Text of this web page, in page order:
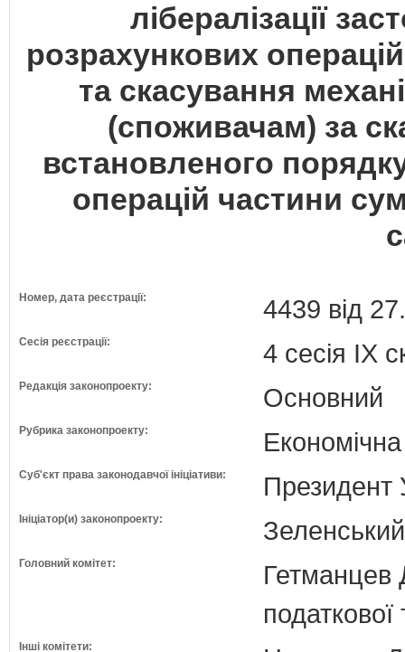
лібералізації
розрахункових
та скасування
(споживачам) за
встановленого
операцій частини
Номер, дата реєстрації: 4439 від
Сесія реєстрації: 4 сесія IX
Редакція законопроекту: Основний
Рубрика законопроекту:
Суб'єкт права законодавчої ініціативи: Президент
Ініціатор(и) законопроекту:
Головний комітет:
Гетманцев
податкової
Інші комітети: